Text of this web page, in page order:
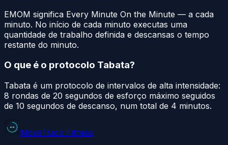
EMOM significa Every Minute On the Minute — a cada
minuto. No início de cada minuto executas uma
quantidade de trabalho definida e descansas o tempo
restante do minuto.
O que é o protocolo Tabata?
Tabata é um protocolo de intervalos de alta intensidade:
8 rondas de 20 segundos de esforço máximo seguidos
de 10 segundos de descanso, num total de 4 minutos.
MoveTrack Fitness